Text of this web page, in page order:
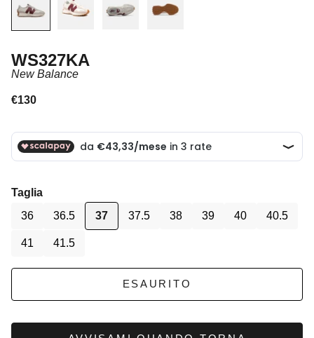
WS327KA
New Balance
Prezzo scontato
€130
Taglia
36
36.5 37 37.5 38 39 40 40.5
41 41.5
ESAURITO